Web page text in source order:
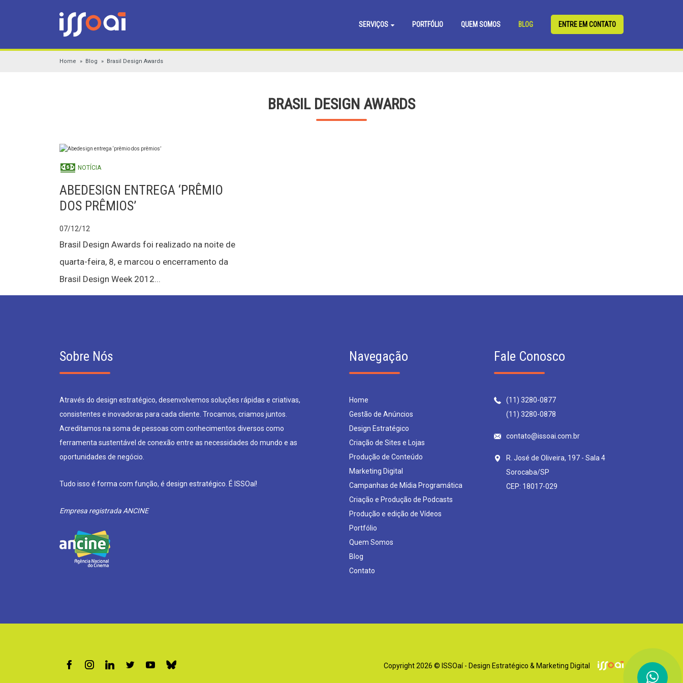
SERVIÇOS PORTFÓLIO QUEM SOMOS BLOG ENTRE EM CONTATO
Home Blog Brasil Design Awards
BRASIL DESIGN AWARDS
NOTÍCIA
ABEDESIGN ENTREGA ‘PRÊMIO
DOS PRÊMIOS’
07/12/12
Brasil Design Awards foi realizado na noite de
quarta-feira, 8, e marcou o encerramento da
Brasil Design Week 2012...
Sobre Nós
Através do design estratégico, desenvolvemos soluções rápidas e criativas,
consistentes e inovadoras para cada cliente. Trocamos, criamos juntos.
Acreditamos na soma de pessoas com conhecimentos diversos como
ferramenta sustentável de conexão entre as necessidades do mundo e as
oportunidades de negócio.
Tudo isso é forma com função, é design estratégico. É ISSOaí!
Empresa registrada ANCINE
Navegação
Home
Gestão de Anúncios
Design Estratégico
Criação de Sites e Lojas
Produção de Conteúdo
Marketing Digital
Campanhas de Mídia Programática
Criação e Produção de Podcasts
Produção e edição de Vídeos
Portfólio
Quem Somos
Blog
Contato
Fale Conosco
(11) 3280-0877
(11) 3280-0878
contato@issoai.com.br
R. José de Oliveira, 197 - Sala 4
Sorocaba/SP
CEP: 18017-029
Copyright 2026 © ISSOaí - Design Estratégico & Marketing Digital